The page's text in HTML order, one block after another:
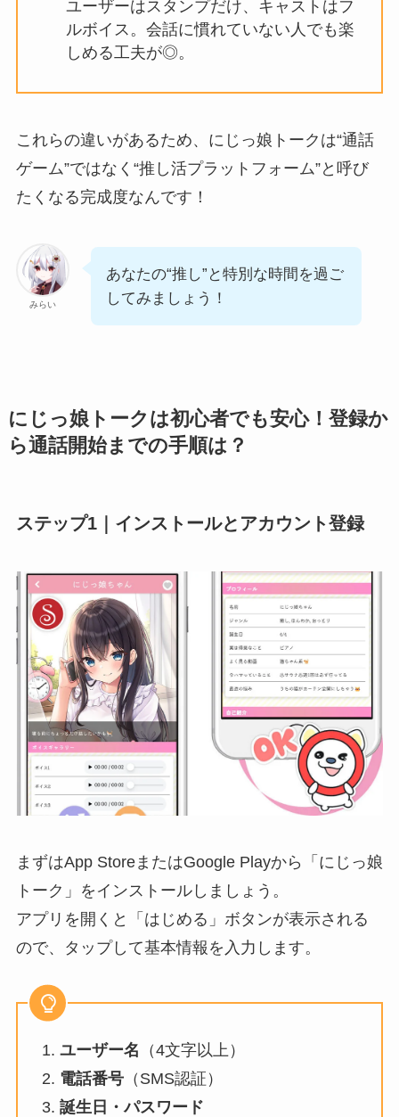
ユーザーはスタンプだけ、キャストはフ
ルボイス。会話に慣れていない人でも楽
しめる工夫が◎。
これらの違いがあるため、にじっ娘トークは“通話
ゲーム”ではなく“推し活プラットフォーム”と呼び
たくなる完成度なんです！
みらい
あなたの“推し”と特別な時間を過ご
してみましょう！
にじっ娘トークは初心者でも安心！登録か
ら通話開始までの手順は？
ステップ1｜インストールとアカウント登録
まずはApp StoreまたはGoogle Playから「にじっ娘
トーク」をインストールしましょう。
アプリを開くと「はじめる」ボタンが表示される
ので、タップして基本情報を入力します。
1. ユーザー名 （4文字以上）
2. 電話番号（SMS認証）
3. 誕生日・パスワード